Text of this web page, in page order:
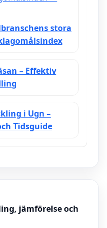
stora
– Effektiv
i Ugn –
Tidsguide
jämförelse och